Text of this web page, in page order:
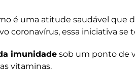
é uma atitude saudável que
coronavírus, essa iniciativa se
imunidadesob um ponto de
vitaminas.